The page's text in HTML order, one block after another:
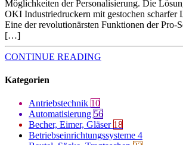
Möglichkeiten der Personalisierung. Die
OKI Industriedruckern mit gestochen scharfer
Eine der revolutionärsten Funktionen der Pro-
[…]
CONTINUE READING
Kategorien
Antriebstechnik 10
Automatisierung 56
Becher, Eimer, Gläser 18
Betriebseinrichtungssysteme 4